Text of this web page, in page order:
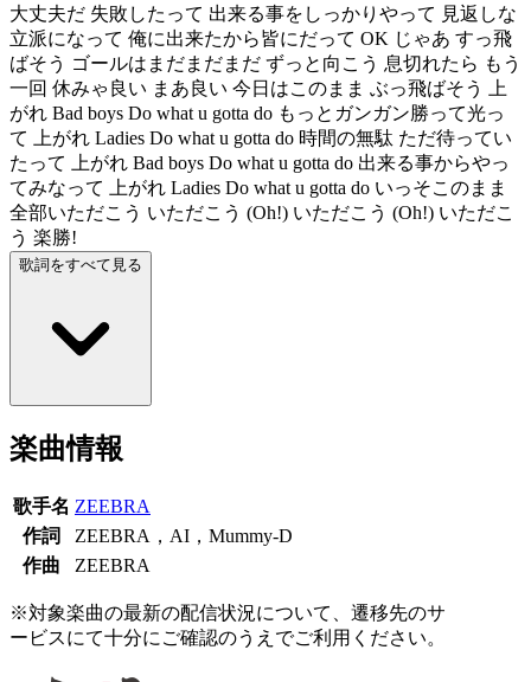
大丈夫だ 失敗したって 出来る事をしっかりやって 見返しな
立派になって 俺に出来たから皆にだって OK じゃあ すっ飛
ばそう ゴールはまだまだまだ ずっと向こう 息切れたら もう
一回 休みゃ良い まあ良い 今日はこのまま ぶっ飛ばそう 上
がれ Bad boys Do what u gotta do もっとガンガン勝って光っ
て 上がれ Ladies Do what u gotta do 時間の無駄 ただ待ってい
たって 上がれ Bad boys Do what u gotta do 出来る事からやっ
てみなって 上がれ Ladies Do what u gotta do いっそこのまま
全部いただこう いただこう (Oh!) いただこう (Oh!) いただこ
う 楽勝!
歌詞をすべて見る
楽曲情報
歌手名 ZEEBRA
作詞
ZEEBRA，AI，Mummy-D
作曲
ZEEBRA
※対象楽曲の最新の配信状況について、遷移先のサ
ービスにて十分にご確認のうえでご利用ください。